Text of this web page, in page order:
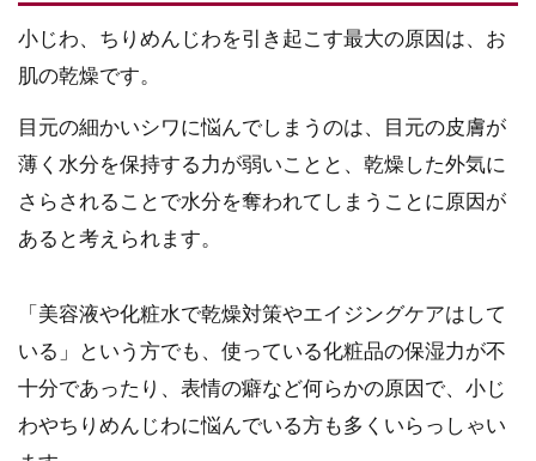
小じわ、ちりめんじわを引き起こす最大の原因は、お
肌の乾燥です。
目元の細かいシワに悩んでしまうのは、目元の皮膚が
薄く水分を保持する力が弱いことと、乾燥した外気に
さらされることで水分を奪われてしまうことに原因が
あると考えられます。
「美容液や化粧水で乾燥対策やエイジングケアはして
いる」という方でも、使っている化粧品の保湿力が不
十分であったり、表情の癖など何らかの原因で、小じ
わやちりめんじわに悩んでいる方も多くいらっしゃい